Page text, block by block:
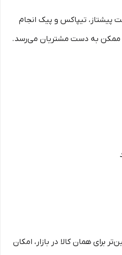
پیشتاز، تیپاکس و پیک انجام
ممکن به دست مشتریان می‌رسد.
برای همان کالا در بازار، امکان